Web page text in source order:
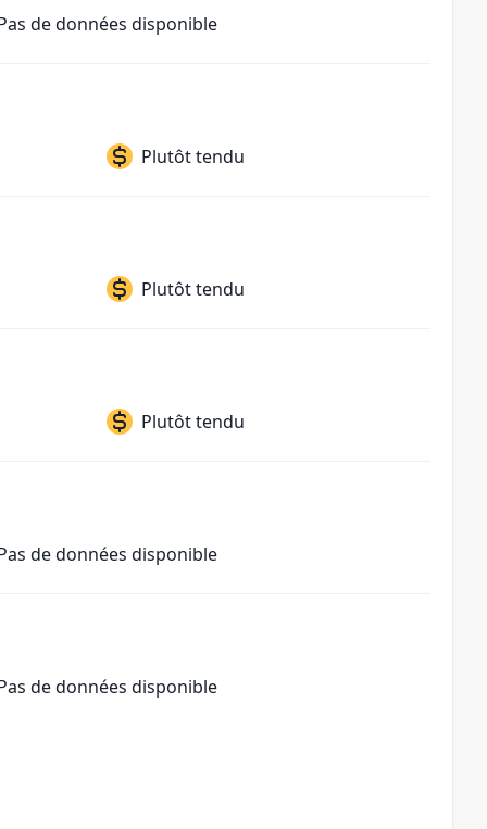
de données disponible
Plutôt tendu
Plutôt tendu
Plutôt tendu
de données disponible
de données disponible